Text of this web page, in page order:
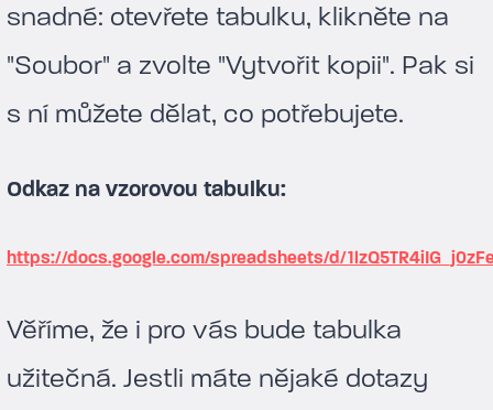
snadné: otevřete tabulku, klikněte na
"Soubor" a zvolte "Vytvořit kopii". Pak si
s ní můžete dělat, co potřebujete.
Odkaz na vzorovou tabulku:
https://docs.google.com/spreadsheets/d/
Věříme, že i pro vás bude tabulka
užitečná. Jestli máte nějaké dotazy